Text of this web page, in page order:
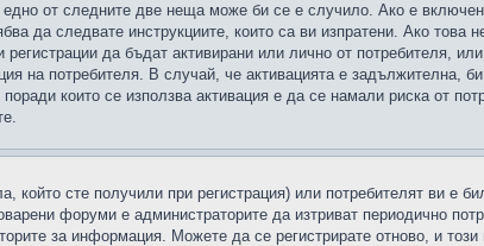
от следните две неща може би се е случило. Ако е
да следвате инструкциите, които са ви изпратени. Ако
да бъдат активирани или лично от потребителя,
на потребителя. В случай, че активацията е задължителна,
които се използва активация е да се намали риска от
сте получили при регистрация) или потребителят ви е
форуми е администраторите да изтриват периодично
за информация. Можете да се регистрирате отново, и този